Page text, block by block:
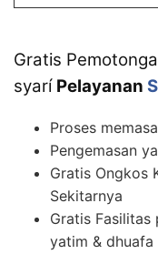
Gratis
syarí Pelayanan
Proses
Pengemasan
Gratis Ongkos
Sekitarnya
Gratis Fasilitas
yatim & dhuafa